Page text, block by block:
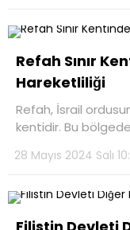
Refah Sınır
Hareketliliği
Refah, İsrail
kentidir. Bu
28 Mayıs 2024 Salı